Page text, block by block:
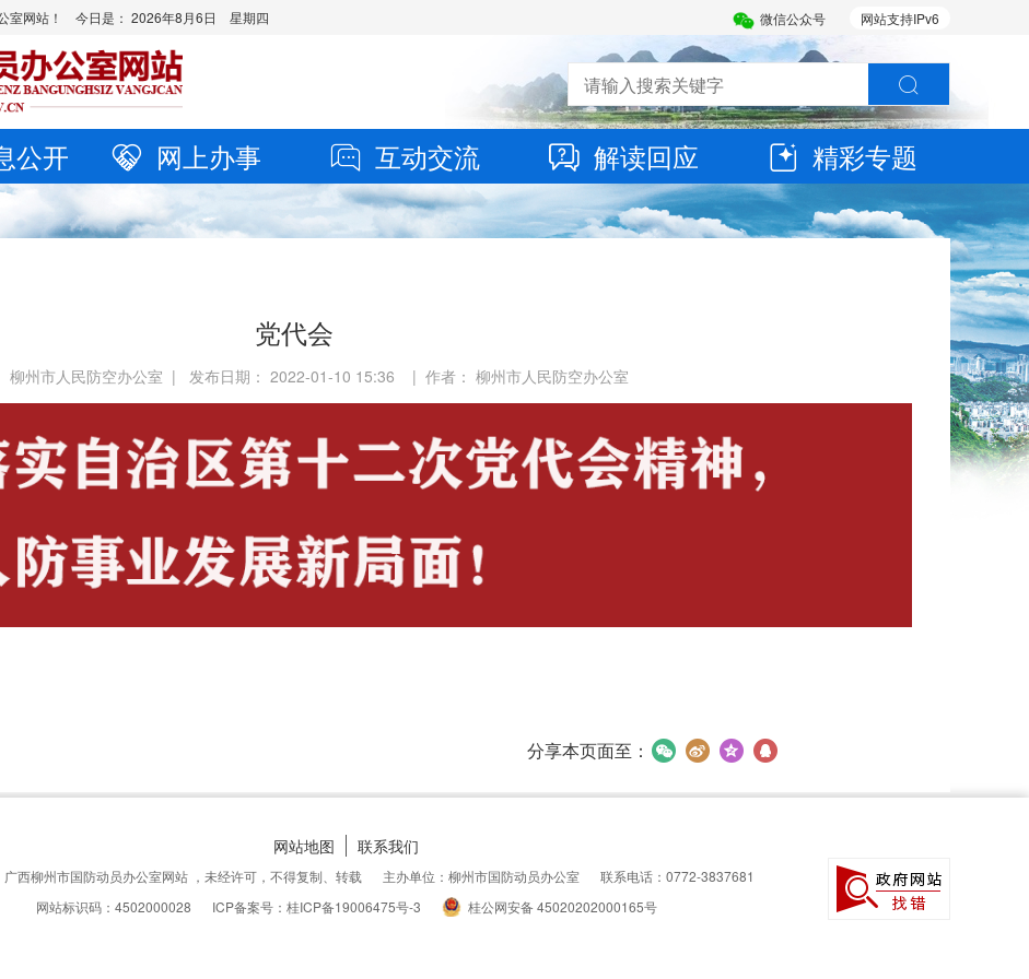
网站支持IPv6
微信公众号
室网站！ 今日是： 2026年8月6日 星期四
公开 网上办事 互动交流 解读回应 精彩专题
党代会
柳州市人民防空办公室 | 发布日期： 2022-01-10 15:36 | 作者： 柳州市人民防空办公室
分享本页面至：
网站地图 联系我们
广西柳州市国防动员办公室网站 ，未经许可，不得复制、转载 主办单位：柳州市国防动员办公室
联系电话：0772-3837681
网站标识码：4502000028
ICP备案号：桂ICP备19006475号-3 桂公网安备 45020202000165号